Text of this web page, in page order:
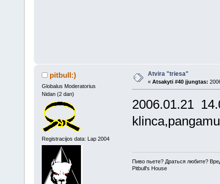
pitbull:)
Globalus Moderatorius
Nidan (2 dan)
Registracijos data: Lap 2004
Atvira "triesa"
« Atsakyti #40 įjungtas:
2006.01.21
Пиво пьете? Драться любите?
Pitbull's House